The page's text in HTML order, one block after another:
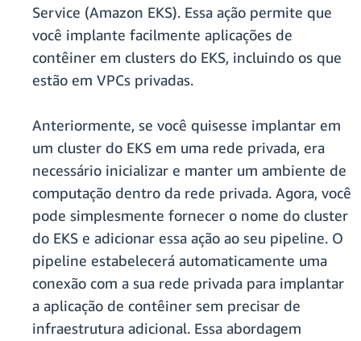
Service (Amazon EKS). Essa ação permite que
você implante facilmente aplicações de
contêiner em clusters do EKS, incluindo os que
estão em VPCs privadas.
Anteriormente, se você quisesse implantar em
um cluster do EKS em uma rede privada, era
necessário inicializar e manter um ambiente de
computação dentro da rede privada. Agora, você
pode simplesmente fornecer o nome do cluster
do EKS e adicionar essa ação ao seu pipeline. O
pipeline estabelecerá automaticamente uma
conexão com a sua rede privada para implantar
a aplicação de contêiner sem precisar de
infraestrutura adicional. Essa abordagem